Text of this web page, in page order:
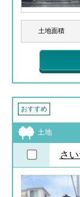
土地面積
おすすめ
土地
さ